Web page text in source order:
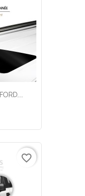
favorite_border